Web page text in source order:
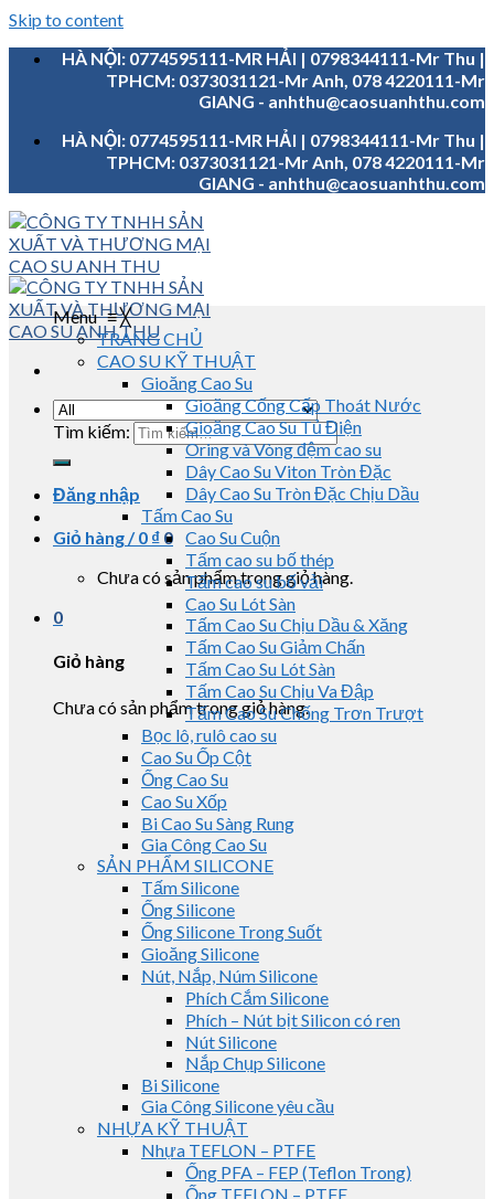
Skip to content
HÀ NỘI: 0774595111-MR HẢI | 0798344111-Mr Thu |
TPHCM: 0373031121-Mr Anh, 078 4220111-Mr
GIANG - anhthu@caosuanhthu.com
HÀ NỘI: 0774595111-MR HẢI | 0798344111-Mr Thu |
TPHCM: 0373031121-Mr Anh, 078 4220111-Mr
GIANG - anhthu@caosuanhthu.com
Tìm kiếm:
Đăng nhập
Giỏ hàng /0 ₫ 0
Chưa có sản phẩm trong giỏ hàng.
0
Giỏ hàng
Chưa có sản phẩm trong giỏ hàng.
Menu≡╳
TRANG CHỦ
CAO SU KỸ THUẬT
Gioăng Cao Su
Gioăng Cống Cấp Thoát Nước
Gioăng Cao Su Tủ Điện
Oring và Vòng đệm cao su
Dây Cao Su Viton Tròn Đặc
Dây Cao Su Tròn Đặc Chịu Dầu
Tấm Cao Su
Cao Su Cuộn
Tấm cao su bố thép
Tấm cao su bố vải
Cao Su Lót Sàn
Tấm Cao Su Chịu Dầu & Xăng
Tấm Cao Su Giảm Chấn
Tấm Cao Su Lót Sàn
Tấm Cao Su Chịu Va Đập
Tấm Cao Su Chống Trơn Trượt
Bọc lô, rulô cao su
Cao Su Ốp Cột
Ống Cao Su
Cao Su Xốp
Bi Cao Su Sàng Rung
Gia Công Cao Su
SẢN PHẨM SILICONE
Tấm Silicone
Ống Silicone
Ống Silicone Trong Suốt
Gioăng Silicone
Nút, Nắp, Núm Silicone
Phích Cắm Silicone
Phích – Nút bịt Silicon có ren
Nút Silicone
Nắp Chụp Silicone
Bi Silicone
Gia Công Silicone yêu cầu
NHỰA KỸ THUẬT
Nhựa TEFLON – PTFE
Ống PFA – FEP (Teflon Trong)
Ống TEFLON – PTFE